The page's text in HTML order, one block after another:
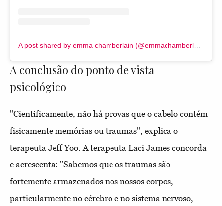
A conclusão do ponto de vista
psicológico
"Cientificamente, não há provas que o cabelo contém
fisicamente memórias ou traumas", explica o
terapeuta Jeff Yoo. A terapeuta Laci James concorda
e acrescenta: "Sabemos que os traumas são
fortemente armazenados nos nossos corpos,
particularmente no cérebro e no sistema nervoso,